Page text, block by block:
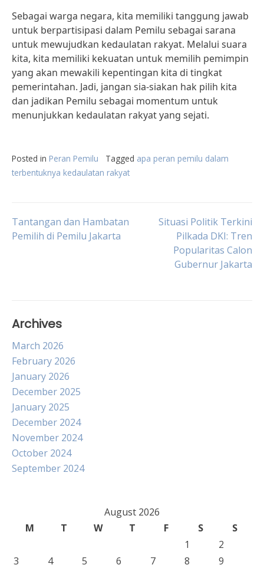
Sebagai warga negara, kita memiliki tanggung jawab
untuk berpartisipasi dalam Pemilu sebagai sarana
untuk mewujudkan kedaulatan rakyat. Melalui suara
kita, kita memiliki kekuatan untuk memilih pemimpin
yang akan mewakili kepentingan kita di tingkat
pemerintahan. Jadi, jangan sia-siakan hak pilih kita
dan jadikan Pemilu sebagai momentum untuk
menunjukkan kedaulatan rakyat yang sejati.
Posted in Peran Pemilu Tagged apa peran pemilu dalam
terbentuknya kedaulatan rakyat
Post
Tantangan dan Hambatan
Pemilih di Pemilu Jakarta
Situasi Politik Terkini
Pilkada DKI: Tren
Popularitas Calon
Gubernur Jakarta
Archives
March 2026
February 2026
January 2026
December 2025
January 2025
December 2024
November 2024
October 2024
September 2024
August 2026
M
T W T F S
S
1
2
3
4 5 6 7 8
9